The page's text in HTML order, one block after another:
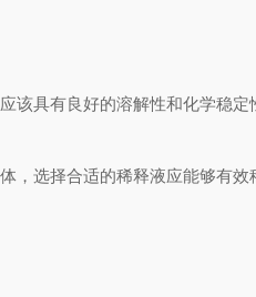
具有良好的溶解性和化学稳定
选择合适的稀释液应能够有效